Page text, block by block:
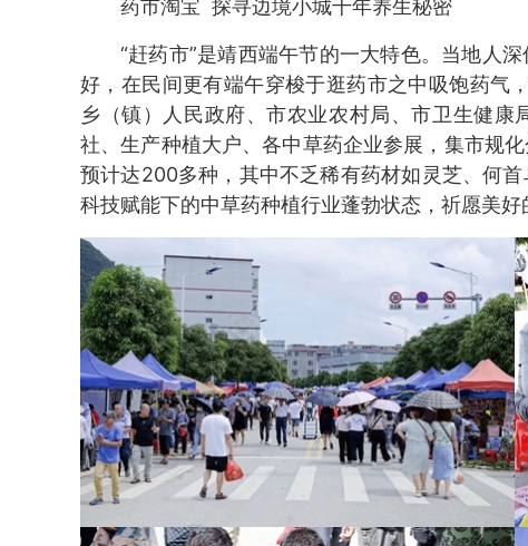
药市淘宝 探寻边境小城千年养生秘密
“赶药市”是靖西端午节的一大特色。当地人
好，在民间更有端午穿梭于逛药市之中吸饱药气
乡（镇）人民政府、市农业农村局、市卫生健
社、生产种植大户、各中草药企业参展，集市规
预计达200多种，其中不乏稀有药材如灵芝、何
科技赋能下的中草药种植行业蓬勃状态，祈愿美好